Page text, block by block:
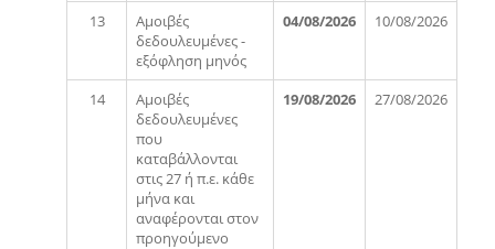
13
Αμοιβές
δεδουλευμένες -
εξόφληση μηνός
04/08/2026 10/08/2026
14
Αμοιβές
δεδουλευμένες
που
καταβάλλονται
στις 27 ή π.ε. κάθε
μήνα και
αναφέρονται στον
προηγούμενο
19/08/2026 27/08/2026